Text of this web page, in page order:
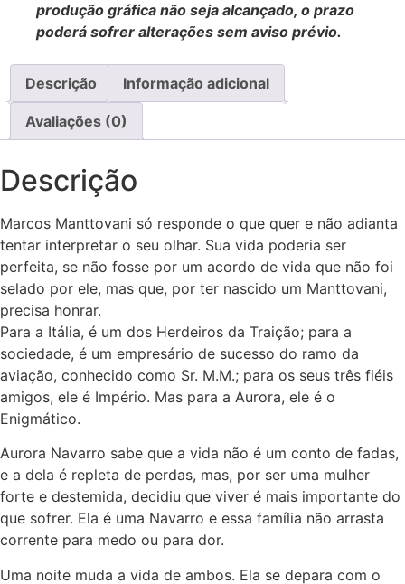
produção gráfica não seja alcançado, o prazo
poderá sofrer alterações sem aviso prévio.
Descrição Informação adicional
Avaliações (0)
Descrição
Marcos Manttovani só responde o que quer e não adianta
tentar interpretar o seu olhar. Sua vida poderia ser
perfeita, se não fosse por um acordo de vida que não foi
selado por ele, mas que, por ter nascido um Manttovani,
precisa honrar.
Para a Itália, é um dos Herdeiros da Traição; para a
sociedade, é um empresário de sucesso do ramo da
aviação, conhecido como Sr. M.M.; para os seus três fiéis
amigos, ele é Império. Mas para a Aurora, ele é o
Enigmático.
Aurora Navarro sabe que a vida não é um conto de fadas,
e a dela é repleta de perdas, mas, por ser uma mulher
forte e destemida, decidiu que viver é mais importante do
que sofrer. Ela é uma Navarro e essa família não arrasta
corrente para medo ou para dor.
Uma noite muda a vida de ambos. Ela se depara com o